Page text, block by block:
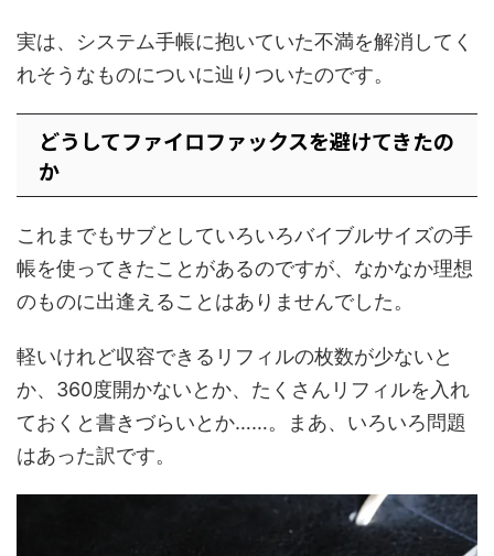
実は、システム手帳に抱いていた不満を解消してく
れそうなものについに辿りついたのです。
どうしてファイロファックスを避けてきたの
か
これまでもサブとしていろいろバイブルサイズの手
帳を使ってきたことがあるのですが、なかなか理想
のものに出逢えることはありませんでした。
軽いけれど収容できるリフィルの枚数が少ないと
か、360度開かないとか、たくさんリフィルを入れ
ておくと書きづらいとか……。まあ、いろいろ問題
はあった訳です。